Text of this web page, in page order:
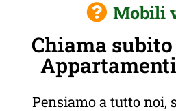
Mobili
Chiama
Pensiamo a tutto noi,